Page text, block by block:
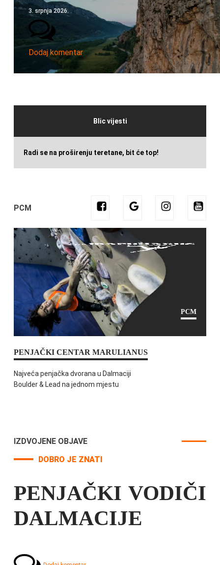
3. srpnja 2026.
Dodaj komentar
Blic vijesti
Radi se na proširenju teretane, bit će top!
PCM
PCM
PENJAČKI CENTAR MARULIANUS
Najveća penjačka dvorana u Dalmaciji
Boulder & Lead na jednom mjestu
IZDVOJENE OBJAVE
DOBRO JE ZNATI
PENJAČKI VODIČI
DALMACIJE